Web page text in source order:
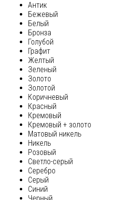
Антик
Бежевый
Белый
Бронза
Голубой
Графит
Желтый
Зеленый
Золото
Золотой
Коричневый
Красный
Кремовый
Кремовый + золото
Матовый никель
Никель
Розовый
Светло-серый
Серебро
Серый
Синий